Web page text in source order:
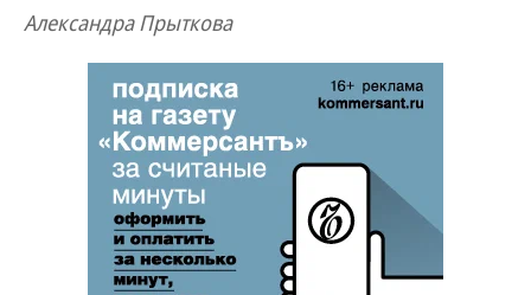
Александра Прыткова